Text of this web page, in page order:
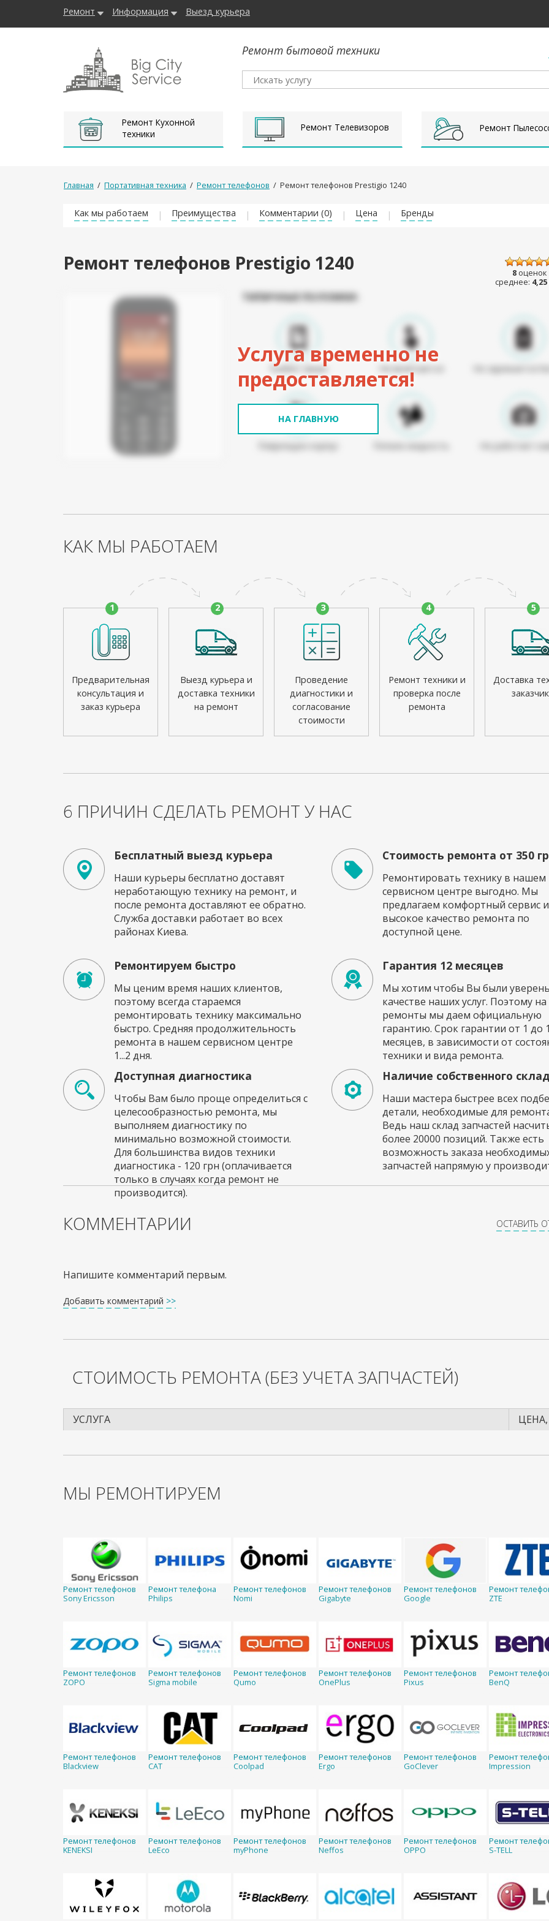
Ремонт Информация Выезд курьера
Ремонт бытовой техники
Ремонт Кухонной
техники
Ремонт Телевизоров Ремонт
Главная / Портативная техника / Ремонт телефонов / Ремонт телефонов Prestigio 1240
Как мы работаем Преимущества Комментарии (0) Цена Бренды
Ремонт телефонов Prestigio 1240 8 оценок
среднее: 4,25
Услуга временно не
предоставляется!
НА ГЛАВНУЮ
ТИПИЧНЫЕ ПОЛОМКИ:
Разбит экран Не включается Не заряжается
Поврежден корпус Попала жидкость Не работает
КАК МЫ РАБОТАЕМ
1
Предварительная
консультация и
заказ курьера
2
Выезд курьера и
доставка техники
на ремонт
3
Проведение
диагностики и
согласование
стоимости
4
Ремонт техники и
проверка после
ремонта
5
Доставка
6 ПРИЧИН СДЕЛАТЬ РЕМОНТ У НАС
Бесплатный выезд курьера
Наши курьеры бесплатно доставят
неработающую технику на ремонт, и
после ремонта доставляют ее обратно.
Служба доставки работает во всех
районах Киева.
Стоимость ремонта от 350
Ремонтировать технику в нашем
сервисном центре выгодно. Мы
предлагаем комфортный сервис и
высокое качество ремонта по
доступной цене.
Ремонтируем быстро
Мы ценим время наших клиентов,
поэтому всегда стараемся
ремонтировать технику максимально
быстро. Средняя продолжительность
ремонта в нашем сервисном центре
1...2 дня.
Гарантия 12 месяцев
Мы хотим чтобы Вы были
качестве наших услуг. Поэтому на
ремонты мы даем официальную
гарантию. Срок гарантии от 1 до
месяцев, в зависимости от
техники и вида ремонта.
Доступная диагностика
Чтобы Вам было проще определиться с
целесообразностью ремонта, мы
выполняем диагностику по
минимально возможной стоимости.
Для большинства видов техники
диагностика - 120 грн (оплачивается
только в случаях когда ремонт не
производится).
Наличие собственного
Наши мастера быстрее всех
детали, необходимые для
Ведь наш склад запчастей
более 20000 позиций. Также есть
возможность заказа
запчастей напрямую у
КОММЕНТАРИИ ОСТАВИТЬ
Напишите комментарий первым.
Добавить комментарий >>
СТОИМОСТЬ РЕМОНТА(БЕЗ УЧЕТА ЗАПЧАСТЕЙ)
УСЛУГА
МЫ РЕМОНТИРУЕМ
Ремонт телефонов
Sony Ericsson
Ремонт телефона
Philips
Ремонт телефонов
Nomi
Ремонт телефонов
Gigabyte
Ремонт телефонов
Google
Ремонт
ZTE
Ремонт телефонов
ZOPO
Ремонт телефонов
Sigma mobile
Ремонт телефонов
Qumo
Ремонт телефонов
OnePlus
Ремонт телефонов
Pixus
Ремонт
BenQ
Ремонт телефонов
Blackview
Ремонт телефонов
CAT
Ремонт телефонов
Coolpad
Ремонт телефонов
Ergo
Ремонт телефонов
GoClever
Ремонт
Impression
Ремонт телефонов
KENEKSI
Ремонт телефонов
LeEco
Ремонт телефонов
myPhone
Ремонт телефонов
Neffos
Ремонт телефонов
OPPO
Ремонт
S-TELL